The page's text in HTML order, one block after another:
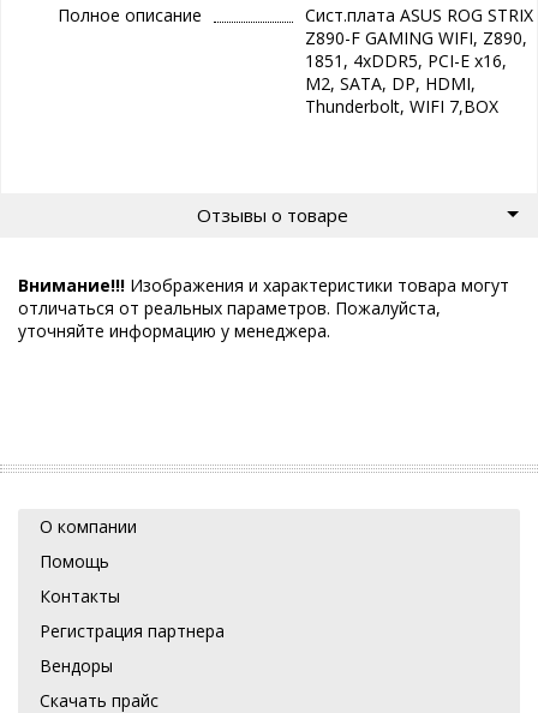
Полное описание
Сист.плата ASUS ROG STRIX
Z890-F GAMING WIFI, Z890,
1851, 4xDDR5, PCI-E x16,
M2, SATA, DP, HDMI,
Thunderbolt, WIFI 7,BOX
Отзывы о товаре
Внимание!!! Изображения и характеристики товара могут
отличаться от реальных параметров. Пожалуйста,
уточняйте информацию у менеджера.
О компании
Помощь
Контакты
Регистрация партнера
Вендоры
Скачать прайс